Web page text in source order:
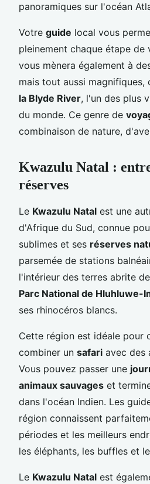
panoramiques sur l'océan
Votre guide local vous
pleinement chaque étape de
vous mènera également à
mais tout aussi magnifiques,
la Blyde River, l'un des plus
du monde. Ce genre de
combinaison de nature,
Kwazulu Natal :
réserves
Le Kwazulu Natal est une
d'Afrique du Sud, connue
sublimes et ses réserves
parsemée de stations
l'intérieur des terres abrite
Parc National de Hluhluwe-
ses rhinocéros blancs.
Cette région est idéale pour
combiner un safari avec des
Vous pouvez passer une
animaux sauvages et
dans l'océan Indien. Les
région connaissent
périodes et les meilleurs
les éléphants, les buffles et
Le Kwazulu Natal est